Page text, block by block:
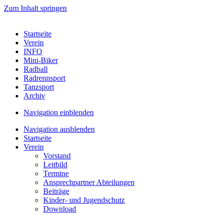
Zum Inhalt springen
Startseite
Verein
INFO
Mini-Biker
Radball
Radrennsport
Tanzsport
Archiv
Navigation einblenden
Navigation ausblenden
Startseite
Verein
Vorstand
Leitbild
Termine
Ansprechpartner Abteilungen
Beiträge
Kinder- und Jugendschutz
Download